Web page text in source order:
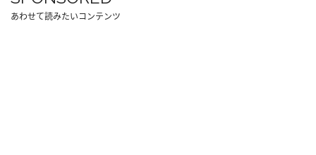
あわせて読みたいコンテンツ